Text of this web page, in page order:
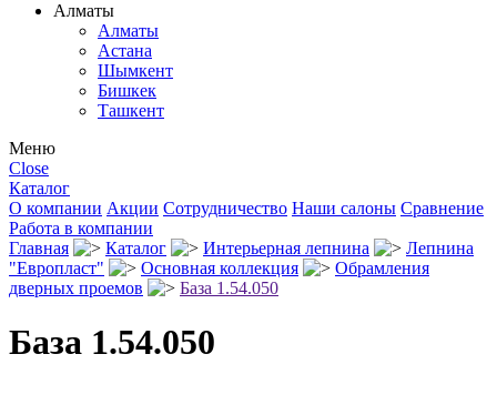
Алматы
Алматы
Астана
Шымкент
Бишкек
Ташкент
Меню
Close
Каталог
О компании Акции Сотрудничество Наши салоны Сравнение
Работа в компании
Главная
Каталог Интерьерная лепнина
Лепнина
"Европласт"
Основная коллекция
Обрамления
дверных проемов
База 1.54.050
База 1.54.050